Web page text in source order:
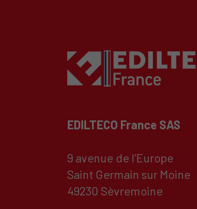
EDILTECO France SAS
9 avenue de l’Europe
Saint Germain sur Moine
49230 Sèvremoine